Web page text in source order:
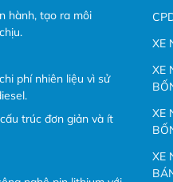
hành, tạo ra môi
phí nhiên liệu vì sử
trúc đơn giản và ít
XE
XE
XE
XE